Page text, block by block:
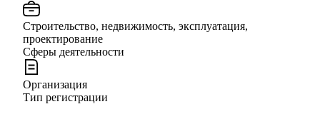
Строительство, недвижимость, эксплуатация,
проектирование
Сферы деятельности
Организация
Тип регистрации